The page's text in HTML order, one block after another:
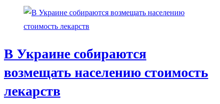
В Украине собираются
возмещать населению стоимость
лекарств